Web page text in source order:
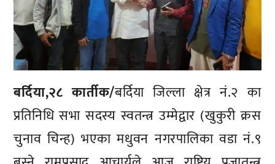
बर्दिया,२८ कार्तीक/बर्दिया जिल्ला क्षेत्र नं.२ का
प्रतिनिधि सभा सदस्य स्वतन्त्र उम्मेद्वार (खुकुरी क्रस
चुनाव चिन्ह) भएका मधुवन नगरपालिका वडा नं.९